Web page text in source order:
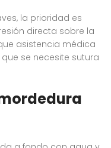
la prioridad es
directa sobre la
asistencia médica
se necesite sutura